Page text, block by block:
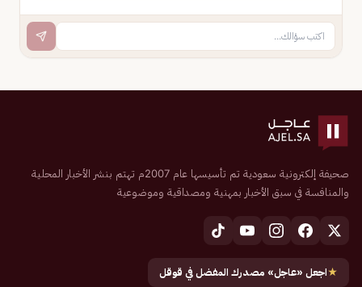
صحيفة إلكترونية سعودية تم تأسيسها عام 2007م تهتم بنشر الأخبار المحلية
والمنافسة في سبق الأخبار بمهنية ومصداقية وموضوعية
★اجعل «عاجل» مصدرك المفضل في قوقل